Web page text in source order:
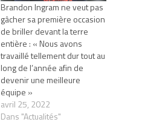
Brandon Ingram ne veut pas
gâcher sa première occasion
de briller devant la terre
entière : « Nous avons
travaillé tellement dur tout au
long de l’année afin de
devenir une meilleure
équipe »
avril 25, 2022
Dans "Actualités"